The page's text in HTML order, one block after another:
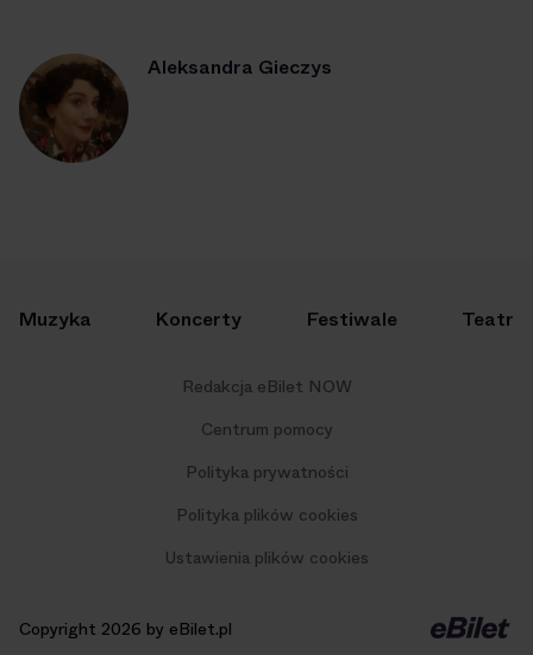
Aleksandra Gieczys
Muzyka Koncerty Festiwale Teatr
Redakcja eBilet NOW
Centrum pomocy
Polityka prywatności
Polityka plików cookies
Ustawienia plików cookies
Copyright 2026 by eBilet.pl